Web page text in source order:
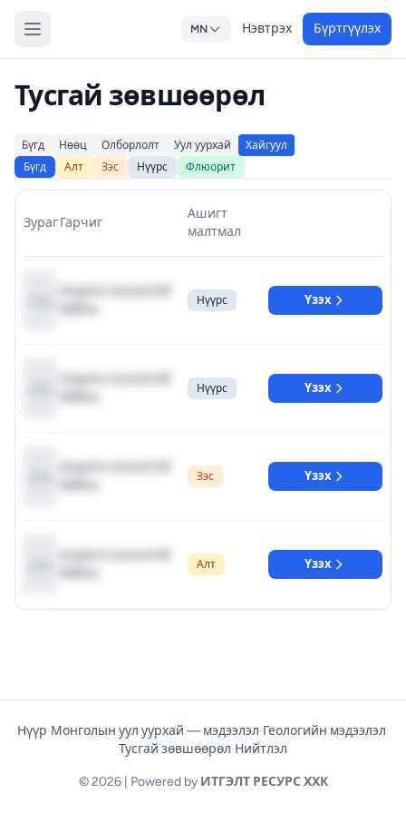
MN Нэвтрэх Бүртгүүлэх
Тусгай зөвшөөрөл
Бүгд Нөөц Олборлолт Уул уурхай
Хайгуул
Бүгд
Алт Зэс Нүүрс Флюорит
ЗурагГарчиг
Ашигт
малтмал
Нүүрс Үзэх
Нүүрс Үзэх
Зэс Үзэх
Алт Үзэх
Нүүр·Монголын уул уурхай — мэдээлэл·Геологийн мэдээлэл·
Тусгай зөвшөөрөл·Нийтлэл
© 2026 | Powered by ИТГЭЛТ РЕСУРС ХХК